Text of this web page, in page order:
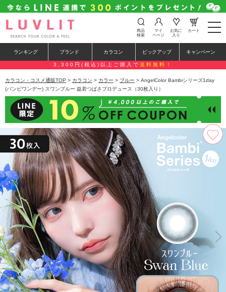
t
o
e
n
a
a
i
o
n
商品
検索
マイ
ページ
お気に
入り
カート
ランキング ブランド カラコン ピックアップ キャンペーン
3,300円(税込)以上ご購入で 送料無料！
カラコン・コスメ通販TOP > カラコン > カラー > ブルー > AngelColor Bambiシリーズ1day
(バンビワンデー) スワンブルー 益若つばさプロデュース（30枚入り）